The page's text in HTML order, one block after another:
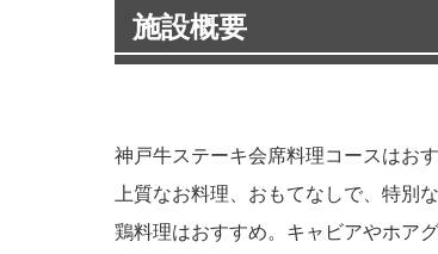
施設概要
神戸牛ステーキ会席料理コースはお
上質なお料理、おもてなしで、特別
鶏料理はおすすめ。キャビアやホア